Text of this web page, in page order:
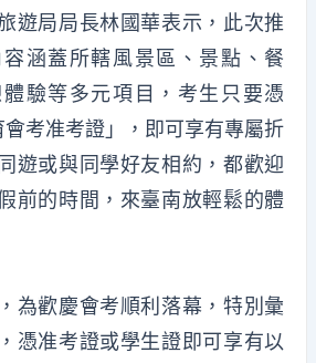
遊局局長林國華表示，此次推
涵蓋所轄風景區、景點、餐
驗等多元項目，考生只要憑
會考准考證」，即可享有專屬折
遊或與同學好友相約，都歡迎
前的時間，來臺南放輕鬆的體
為歡慶會考順利落幕，特別彙
憑准考證或學生證即可享有以